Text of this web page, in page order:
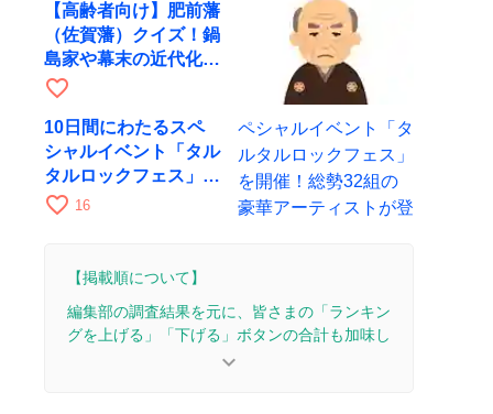
【高齢者向け】肥前藩
（佐賀藩）クイズ！鍋
島家や幕末の近代化に
まつわる問題
favorite_border
10日間にわたるスペ
シャルイベント「タル
タルロックフェス」を
開催！総勢32組の豪
favorite_border 16
【掲載順について】
編集部の調査結果を元に、皆さまの「ランキン
グを上げる」「下げる」ボタンの合計も加味し
keyboard_arrow_down